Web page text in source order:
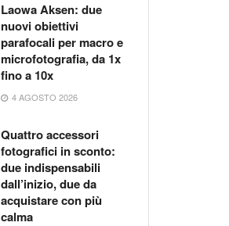
Laowa Aksen: due
nuovi obiettivi
parafocali per macro e
microfotografia, da 1x
fino a 10x
4 AGOSTO 2026
Quattro accessori
fotografici in sconto:
due indispensabili
dall’inizio, due da
acquistare con più
calma